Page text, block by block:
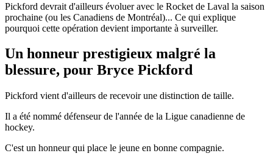
Pickford devrait d'ailleurs évoluer avec le Rocket de Laval la saison
prochaine (ou les Canadiens de Montréal)... Ce qui explique
pourquoi cette opération devient importante à surveiller.
Un honneur prestigieux malgré la
blessure, pour Bryce Pickford
Pickford vient d'ailleurs de recevoir une distinction de taille.
Il a été nommé défenseur de l'année de la Ligue canadienne de
hockey.
C'est un honneur qui place le jeune en bonne compagnie.